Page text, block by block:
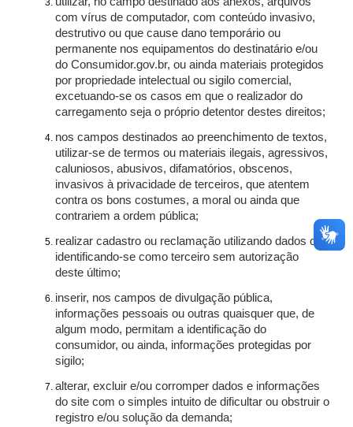
com vírus de computador, com conteúdo invasivo,
destrutivo ou que cause dano temporário ou
permanente nos equipamentos do destinatário e/ou
do Consumidor.gov.br, ou ainda materiais protegidos
por propriedade intelectual ou sigilo comercial,
excetuando-se os casos em que o realizador do
carregamento seja o próprio detentor destes direitos;
nos campos destinados ao preenchimento de textos,
utilizar-se de termos ou materiais ilegais, agressivos,
caluniosos, abusivos, difamatórios, obscenos,
invasivos à privacidade de terceiros, que atentem
contra os bons costumes, a moral ou ainda que
contrariem a ordem pública;
realizar cadastro ou reclamação utilizando dados ou
identificando-se como terceiro sem autorização
deste último;
inserir, nos campos de divulgação pública,
informações pessoais ou outras quaisquer que, de
algum modo, permitam a identificação do
consumidor, ou ainda, informações protegidas por
sigilo;
alterar, excluir e/ou corromper dados e informações
do site com o simples intuito de dificultar ou obstruir o
registro e/ou solução da demanda;